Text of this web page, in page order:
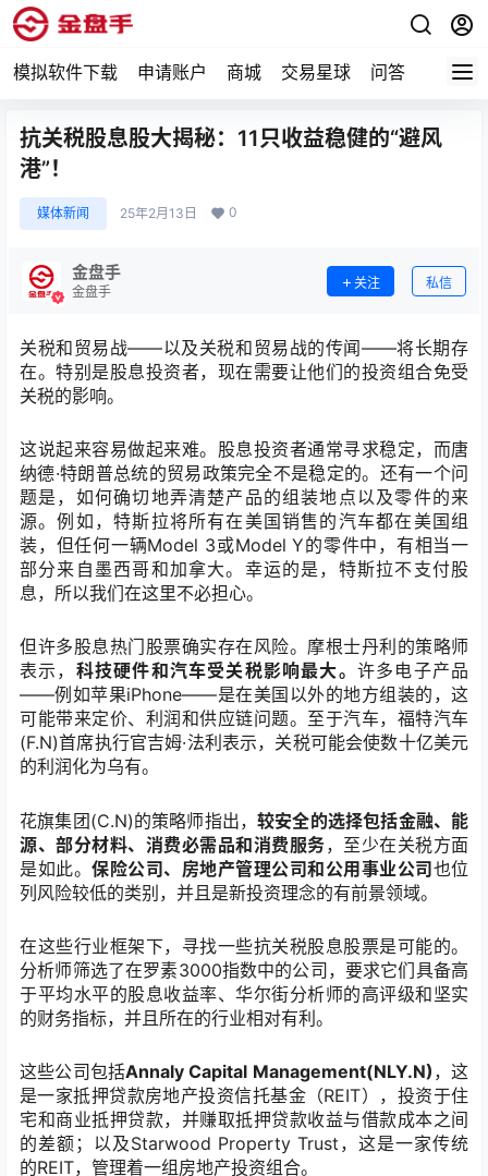
模拟软件下载 申请账户 商城 交易星球 问答 专题
抗关税股息股大揭秘：11只收益稳健的“避风
港”！
媒体新闻 25年2月13日 0
金盘手
金盘手
关注 私信
关税和贸易战——以及关税和贸易战的传闻——将长期存
在。特别是股息投资者，现在需要让他们的投资组合免受
关税的影响。
这说起来容易做起来难。股息投资者通常寻求稳定，而唐
纳德·特朗普总统的贸易政策完全不是稳定的。还有一个问
题是，如何确切地弄清楚产品的组装地点以及零件的来
源。例如，特斯拉将所有在美国销售的汽车都在美国组
装，但任何一辆Model 3或Model Y的零件中，有相当一
部分来自墨西哥和加拿大。幸运的是，特斯拉不支付股
息，所以我们在这里不必担心。
但许多股息热门股票确实存在风险。摩根士丹利的策略师
表示， 科技硬件和汽车受关税影响最大。 许多电子产品
——例如苹果iPhone——是在美国以外的地方组装的，这
可能带来定价、利润和供应链问题。至于汽车， 福特汽车
(F.N)首席执行官吉姆·法利表示，关税可能会使数十亿美元
的利润化为乌有。
花旗集团(C.N)的策略师指出，较安全的选择包括金融、能
源、部分材料、消费必需品和消费服务，至少在关税方面
是如此。 保险公司、房地产管理公司和公用事业公司也位
列风险较低的类别，并且是新投资理念的有前景领域。
在这些行业框架下，寻找一些抗关税股息股票是可能的。
分析师筛选了在罗素3000指数中的公司，要求它们具备高
于平均水平的股息收益率、华尔街分析师的高评级和坚实
的财务指标，并且所在的行业相对有利。
这些公司包括Annaly Capital Management(NLY.N) ，这
是一家抵押贷款房地产投资信托基金（REIT），投资于住
宅和商业抵押贷款，并赚取抵押贷款收益与借款成本之间
的差额；以及Starwood Property Trust ，这是一家传统
的REIT，管理着一组房地产投资组合。